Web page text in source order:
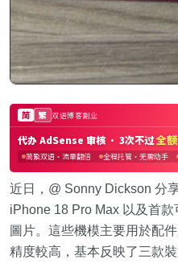
近日，@ Sonny Dickson 分
iPhone 18 Pro Max 以及首
圖片。這些機模主要用於配
精度較高，基本反映了三款